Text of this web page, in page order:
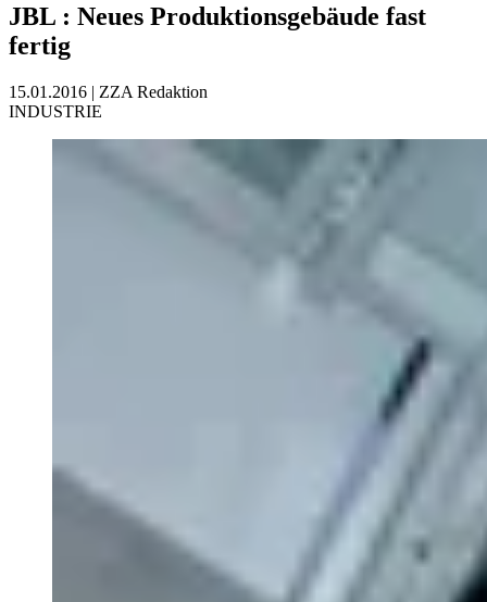
JBL : Neues Produktionsgebäude fast
fertig
15.01.2016 | ZZA Redaktion
INDUSTRIE